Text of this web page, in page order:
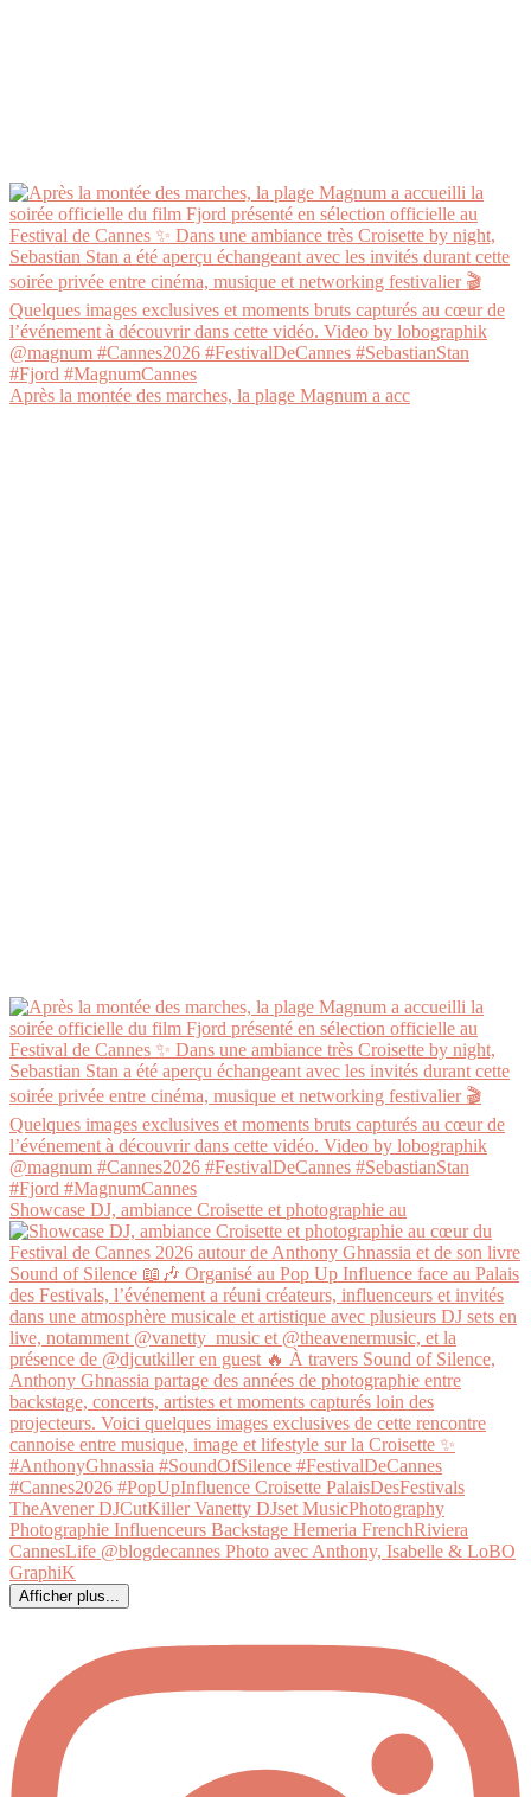
Après la montée des marches, la plage Magnum a acc
Showcase DJ, ambiance Croisette et photographie au
Afficher plus...